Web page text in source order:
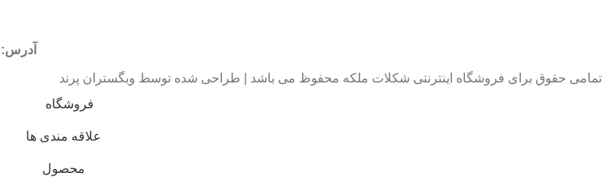
آدرس:
تمامی حقوق برای فروشگاه اینترنتی شکلات ملکه محفوظ می باشد | طراحی شده توسط وبگستران پرند
فروشگاه
علاقه مندی ها
محصول